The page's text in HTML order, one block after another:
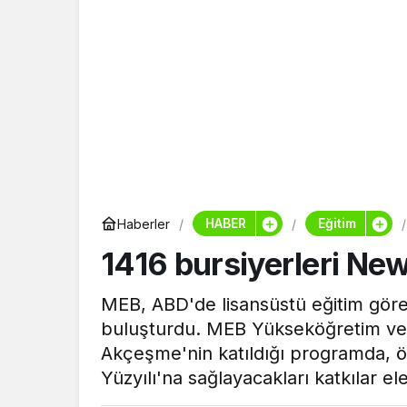
Haberler HABER Eğitim
1416 bursiyerleri
MEB, ABD'de lisansüstü eğitim
buluşturdu. MEB Yükseköğretim
Akçeşme'nin katıldığı
Yüzyılı'na sağlayacakları katkılar